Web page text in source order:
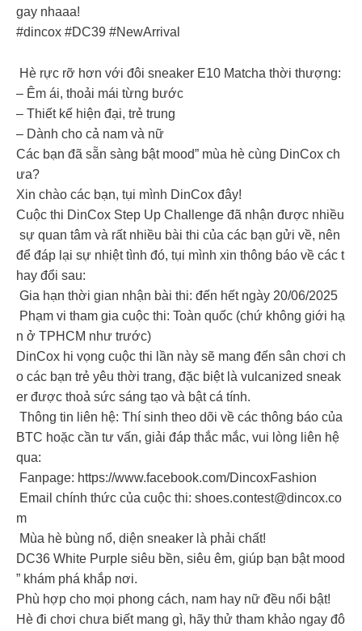
gay nhaaa!
#dincox #DC39 #NewArrival
️ Hè rực rỡ hơn với đôi sneaker E10 Matcha thời thượng:
– Êm ái, thoải mái từng bước
– Thiết kế hiện đại, trẻ trung
– Dành cho cả nam và nữ
Các bạn đã sẵn sàng bật mood” mùa hè cùng DinCox ch
ưa?
Xin chào các bạn, tụi mình DinCox đây!
Cuộc thi DinCox Step Up Challenge đã nhận được nhiều
sự quan tâm và rất nhiều bài thi của các bạn gửi về, nên
để đáp lại sự nhiệt tình đó, tụi mình xin thông báo về các t
hay đổi sau:
Gia hạn thời gian nhận bài thi: đến hết ngày 20/06/2025
Phạm vi tham gia cuộc thi: Toàn quốc (chứ không giới hạ
n ở TPHCM như trước)
DinCox hi vọng cuộc thi lần này sẽ mang đến sân chơi ch
o các bạn trẻ yêu thời trang, đặc biệt là vulcanized sneak
er được thoả sức sáng tạo và bật cá tính.
Thông tin liên hệ: Thí sinh theo dõi về các thông báo của
BTC hoặc cần tư vấn, giải đáp thắc mắc, vui lòng liên hệ
qua:
Fanpage: https://www.facebook.com/DincoxFashion
Email chính thức của cuộc thi: shoes.contest@dincox.co
m
Mùa hè bùng nổ, diện sneaker là phải chất!
DC36 White Purple siêu bền, siêu êm, giúp bạn bật mood
” khám phá khắp nơi.
Phù hợp cho mọi phong cách, nam hay nữ đều nổi bật!
Hè đi chơi chưa biết mang gì, hãy thử tham khảo ngay đô